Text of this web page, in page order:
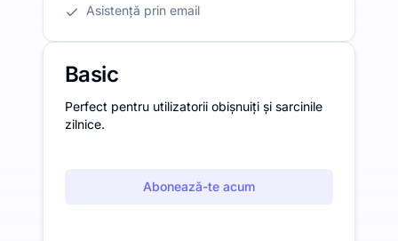
Asistență prin email
Basic
Perfect pentru utilizatorii obișnuiți și sarcinile
zilnice.
Abonează-te acum